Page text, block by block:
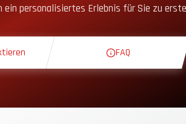
ein personalisiertes Erlebnis für Sie zu
FAQ